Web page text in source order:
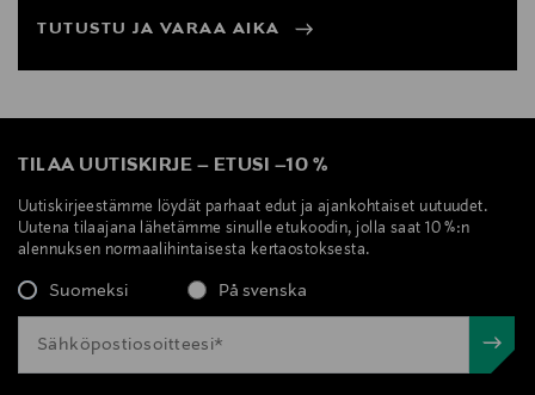
TUTUSTU JA VARAA AIKA
TILAA UUTISKIRJE – ETUSI –10 %
Uutiskirjeestämme löydät parhaat edut ja ajankohtaiset uutuudet.
Uutena tilaajana lähetämme sinulle etukoodin, jolla saat 10 %:n
alennuksen normaalihintaisesta kertaostoksesta.
Suomeksi På svenska